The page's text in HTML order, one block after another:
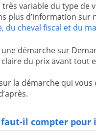
très variable du type
plus d’information sur
du cheval fiscal et du
démarche sur
du prix avant tout
la démarche qui
il compter